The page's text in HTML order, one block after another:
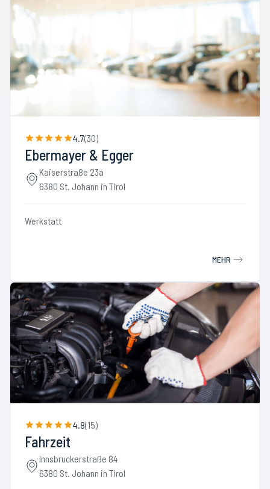
4.7(30)
Ebermayer & Egger
Kaiserstraße 23a
6380 St. Johann in Tirol
Werkstatt
MEHR
4.8(15)
Fahrzeit
Innsbruckerstraße 84
6380 St. Johann in Tirol